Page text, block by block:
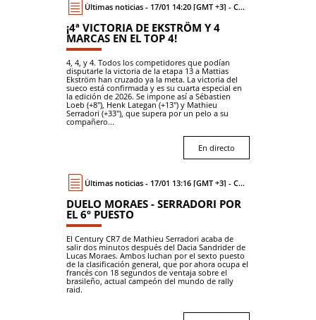
Últimas noticias - 17/01 14:20 [GMT +3] - Coche
¡4ª VICTORIA DE EKSTRÖM Y 4
MARCAS EN EL TOP 4!
4, 4, y 4. Todos los competidores que podían
disputarle la victoria de la etapa 13 a Mattias
Ekström han cruzado ya la meta. La victoria del
sueco está confirmada y es su cuarta especial en
la edición de 2026. Se impone así a Sébastien
Loeb (+8"), Henk Lategan (+13") y Mathieu
Serradori (+33"), que supera por un pelo a su
compañero...
En directo
Últimas noticias - 17/01 13:16 [GMT +3] - Coche
DUELO MORAES - SERRADORI POR
EL 6º PUESTO
El Century CR7 de Mathieu Serradori acaba de
salir dos minutos después del Dacia Sandrider de
Lucas Moraes. Ambos luchan por el sexto puesto
de la clasificación general, que por ahora ocupa el
francés con 18 segundos de ventaja sobre el
brasileño, actual campeón del mundo de rally
raid.